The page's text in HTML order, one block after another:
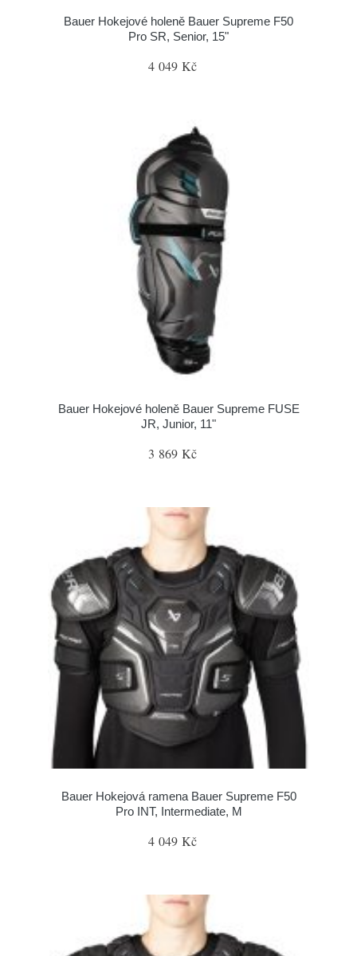
Bauer Hokejové holeně Bauer Supreme F50
Pro SR, Senior, 15"
4 049 Kč
Bauer Hokejové holeně Bauer Supreme FUSE
JR, Junior, 11"
3 869 Kč
Bauer Hokejová ramena Bauer Supreme F50
Pro INT, Intermediate, M
4 049 Kč